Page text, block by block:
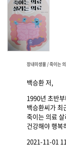
장내미생물 / 죽이는
백승환 저,
1990년 초반
백승환씨가 최
죽이는 의료
건강해야 행복
2021-11-01